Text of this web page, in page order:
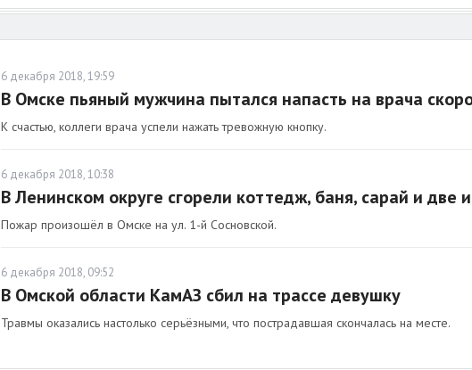
6 декабря 2018, 19:59
В Омске пьяный мужчина пытался напасть на врача
К счастью, коллеги врача успели нажать тревожную кнопку.
6 декабря 2018, 10:38
В Ленинском округе сгорели коттедж, баня, сарай и две
Пожар произошёл в Омске на ул. 1-й Сосновской.
6 декабря 2018, 09:52
В Омской области КамАЗ сбил на трассе девушку
Травмы оказались настолько серьёзными, что пострадавшая скончалась на месте.